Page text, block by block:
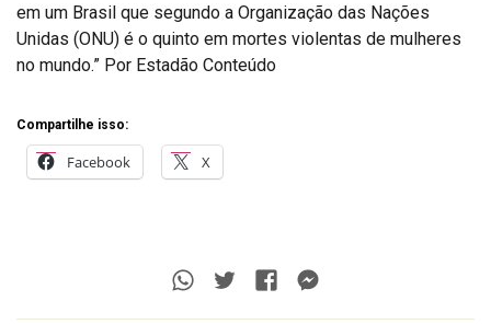
em um Brasil que segundo a Organização das Nações
Unidas (ONU) é o quinto em mortes violentas de mulheres
no mundo.” Por Estadão Conteúdo
Compartilhe isso:
Facebook X
Whatsapp
TwitterFacebook